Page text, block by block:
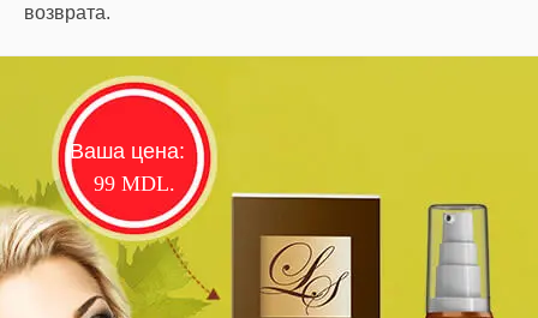
возврата.
Ваша цена:
99 MDL.